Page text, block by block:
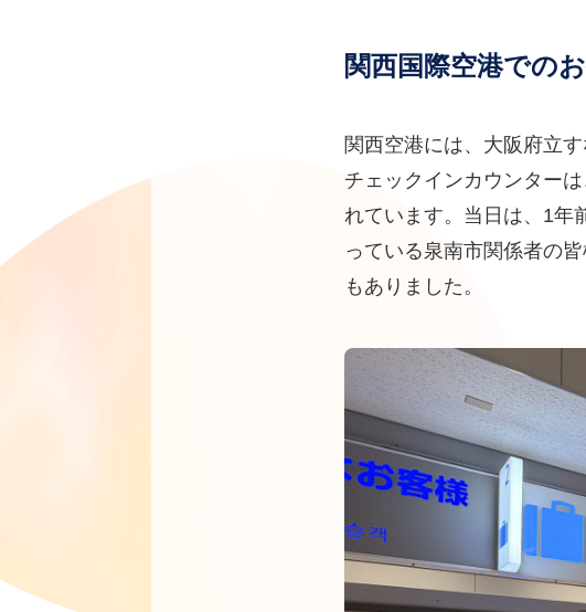
関西国際空港での
関西空港には、大阪府立
チェックインカウンター
れています。当日は、1年
っている泉南市関係者の
もありました。